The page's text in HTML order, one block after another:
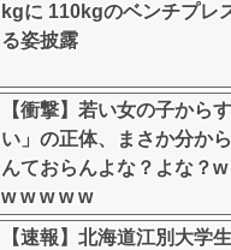
kgに 110kgのベンチプレ
る姿披露
【衝撃】若い女の子から
い」の正体、まさか分か
んておらんよな？よな？
w w w w w
【速報】北海道江別大学